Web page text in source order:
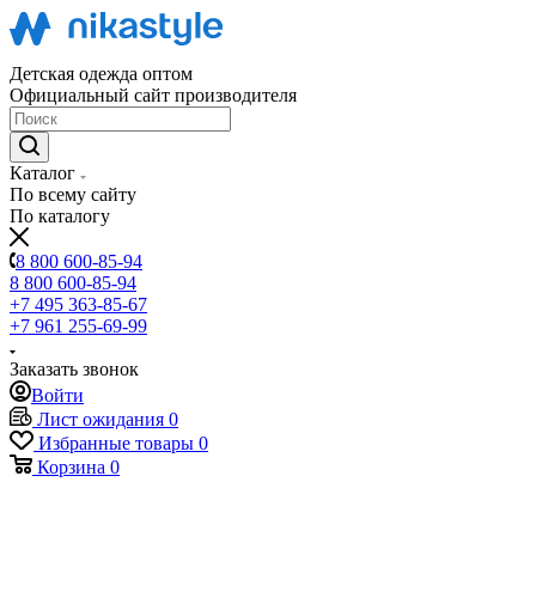
Детская одежда оптом
Официальный сайт производителя
Каталог
По всему сайту
По каталогу
8 800 600-85-94
8 800 600-85-94
+7 495 363-85-67
+7 961 255-69-99
Заказать звонок
Войти
Лист ожидания 0
Избранные товары 0
Корзина 0